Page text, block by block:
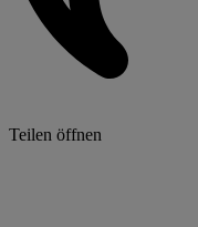
Teilen öffnen